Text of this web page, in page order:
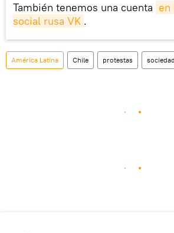
También tenemos una cuenta en
social rusa VK .
América Latina Chile protestas sociedad